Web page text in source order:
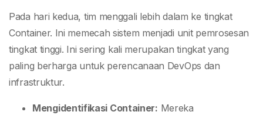
Pada hari kedua, tim menggali lebih dalam ke tingkat
Container. Ini memecah sistem menjadi unit pemrosesan
tingkat tinggi. Ini sering kali merupakan tingkat yang
paling berharga untuk perencanaan DevOps dan
infrastruktur.
Mengidentifikasi Container: Mereka